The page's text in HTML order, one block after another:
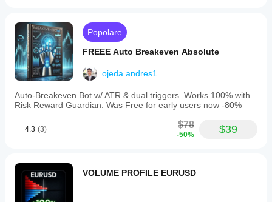
Popolare
FREEE Auto Breakeven Absolute
ojeda.andres1
Auto-Breakeven Bot w/ ATR & dual triggers. Works 100% with
Risk Reward Guardian. Was Free for early users now -80%
4.3 (3) $78
-50% $39
VOLUME PROFILE EURUSD